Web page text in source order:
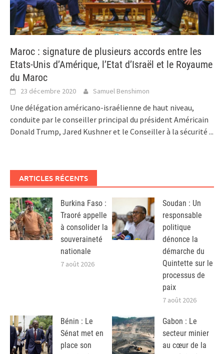
Maroc : signature de plusieurs accords entre les
Etats-Unis d’Amérique, l’Etat d’Israël et le Royaume
du Maroc
23 décembre 2020 Samuel Benshimon
Une délégation américano-israélienne de haut niveau,
conduite par le conseiller principal du président Américain
Donald Trump, Jared Kushner et le Conseiller à la sécurité ...
ARTICLES RÉCENTS
Burkina Faso :
Traoré appelle
à consolider la
souveraineté
nationale
7 août 2026
Soudan : Un
responsable
politique
dénonce la
démarche du
Quintette sur le
processus de
paix
7 août 2026
Bénin : Le
Sénat met en
place son
Gabon : Le
secteur minier
au cœur de la